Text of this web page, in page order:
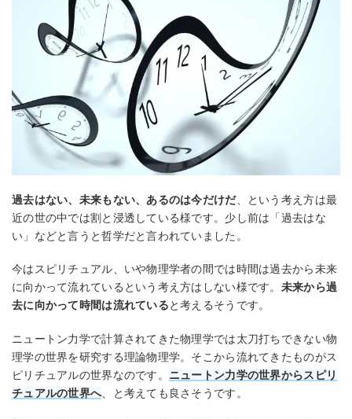
過去はない、未来もない、あるのは今だけだ、という考え方は最
近の世の中では割と浸透している様です。少し前は「過去はな
い」などと言うと哲学だと言われていました。
今はスピリチュアル、いや物理学者の間では時間は過去から未来
に向かって流れているという考え方はしない様です。 未来から過
去に向かって時間は流れていると考えるそうです。
ニュートン力学で計算されてきた物理学では太刀打ちできない物
理学の世界を研究する理論物理学。そこから流れてきたものがス
ピリチュアルの世界なのです。 ニュートン力学の世界からスピリ
チュアルの世界へ、と考えても良さそうです。